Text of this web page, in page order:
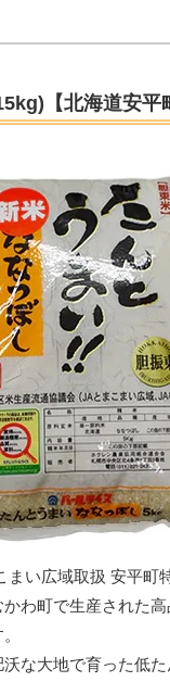
【北海道安平
まい広域取扱 安平町
わ町で生産された
な大地で育った低